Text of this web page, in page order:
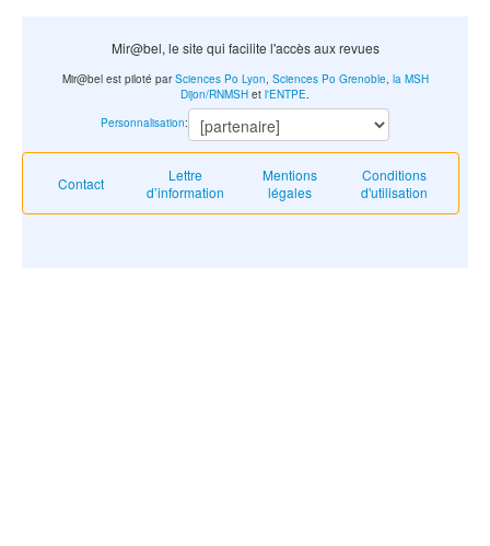
Mir@bel, le site qui facilite l'accès aux revues
Contact
Lettre
d’information
Mentions
légales
Conditions
d'utilisation
Mir@bel est piloté parSciences Po Lyon Sciences Po Grenoble, la MSH
Dijon/RNMSH et l'ENTPE
Personnalisation: